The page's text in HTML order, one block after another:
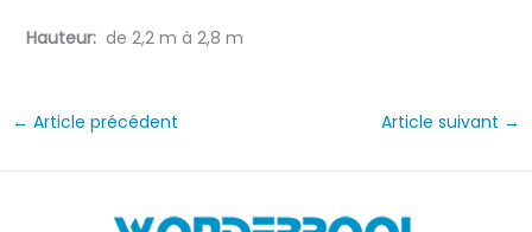
Hauteur:de 2,2 m à 2,8 m
← Article précédent Article suivant →